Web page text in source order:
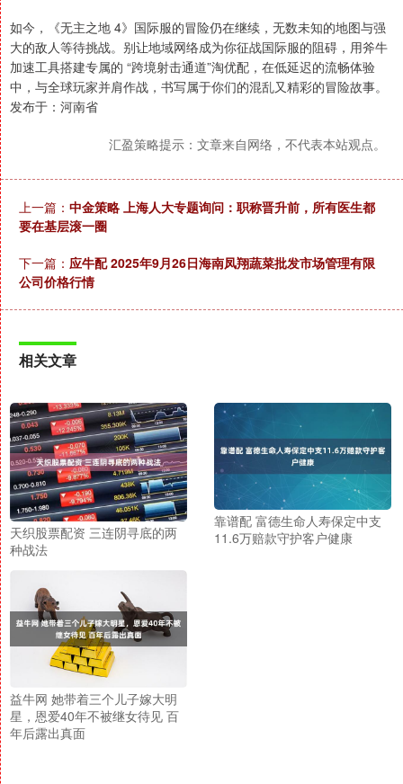
如今，《无主之地 4》国际服的冒险仍在继续，无数未知的地图与强
大的敌人等待挑战。别让地域网络成为你征战国际服的阻碍，用斧牛
加速工具搭建专属的 “跨境射击通道”淘优配，在低延迟的流畅体验
中，与全球玩家并肩作战，书写属于你们的混乱又精彩的冒险故事。
发布于：河南省
汇盈策略提示：文章来自网络，不代表本站观点。
上一篇： 中金策略 上海人大专题询问：职称晋升前，所有医生都
要在基层滚一圈
下一篇： 应牛配 2025年9月26日海南凤翔蔬菜批发市场管理有限
公司价格行情
相关文章
天织股票配资 三连阴寻底的两
种战法
靠谱配 富德生命人寿保定中支
11.6万赔款守护客户健康
益牛网 她带着三个儿子嫁大明
星，恩爱40年不被继女待见 百
年后露出真面